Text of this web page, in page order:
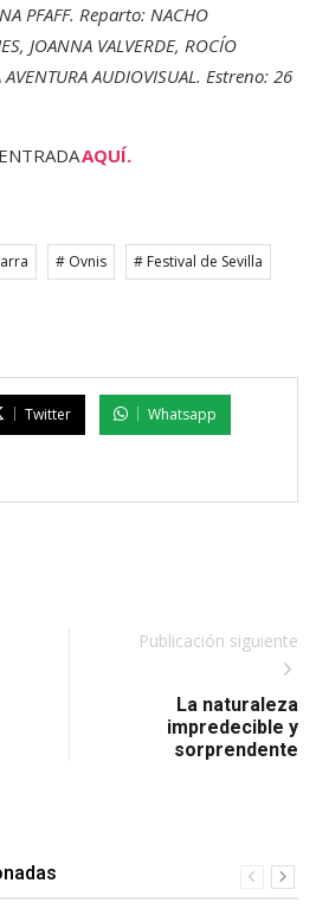
PFAFF. Reparto: NACHO
JOANNA VALVERDE, ROCÍO
AUDIOVISUAL. Estreno: 26
AQUÍ.
# Ovnis # Festival de Sevilla
Twitter Whatsapp
Publicación siguiente
La naturaleza
impredecible y
sorprendente